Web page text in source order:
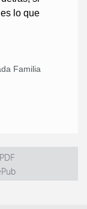
lo que
Familia